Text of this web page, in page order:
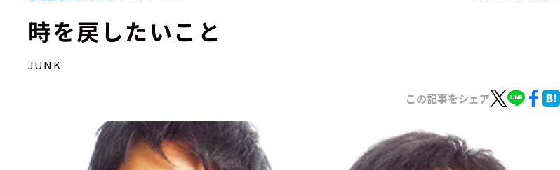
時を戻したいこと
JUNK
この記事をシェア